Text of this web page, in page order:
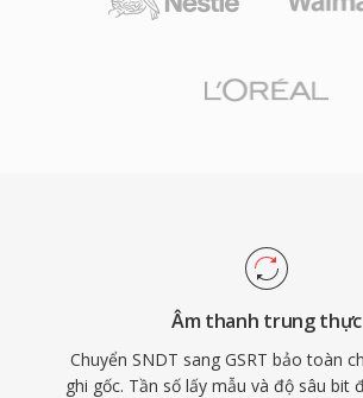
Âm thanh trung thực
Chuyển SNDT sang GSRT bảo toàn
ghi gốc. Tần số lấy mẫu và độ sâu bit